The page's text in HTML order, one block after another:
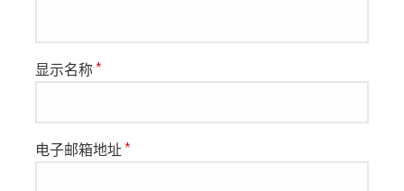
显示名称*
电子邮箱地址*